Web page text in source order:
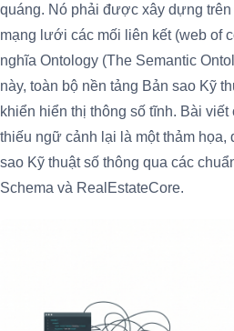
quáng. Nó phải được xây dựng
mạng lưới các mối liên kết (web of
nghĩa Ontology (The Semantic
này, toàn bộ nền tảng Bản sao Kỹ
khiển hiển thị thông số tĩnh. Bài
thiếu ngữ cảnh lại là một thảm
sao Kỹ thuật số thông qua các
Schema và RealEstateCore.